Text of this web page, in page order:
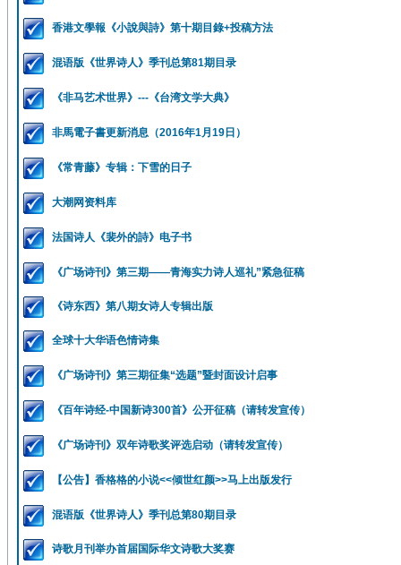
香港文學報《小說與詩》第十期目錄+投稿方法
混语版《世界诗人》季刊总第81期目录
《非马艺术世界》---《台湾文学大典》
非馬電子書更新消息（2016年1月19日）
《常青藤》专辑：下雪的日子
大潮网资料库
法国诗人《裴外的詩》电子书
《广场诗刊》第三期——青海实力诗人巡礼”紧急征稿
《诗东西》第八期女诗人专辑出版
全球十大华语色情诗集
《广场诗刊》第三期征集“选题”暨封面设计启事
《百年诗经-中国新诗300首》公开征稿（请转发宣传）
《广场诗刊》双年诗歌奖评选启动（请转发宣传）
【公告】香格格的小说<<倾世红颜>>马上出版发行
混语版《世界诗人》季刊总第80期目录
诗歌月刊举办首届国际华文诗歌大奖赛